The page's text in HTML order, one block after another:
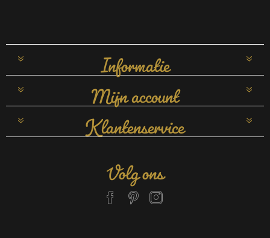
Informatie
Mijn account
Klantenservice
Volg ons